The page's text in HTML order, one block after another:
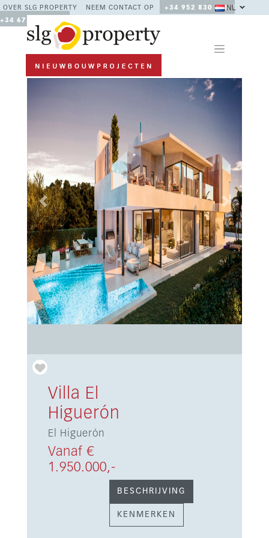
OVER SLG PROPERTY NEEM CONTACT OP
+34 952 830 378 /
+34 677 670 480
NL
Previous Next
Villa El
Higuerón
El Higuerón
Vanaf €
1.950.000,-
BESCHRIJVING
KENMERKEN